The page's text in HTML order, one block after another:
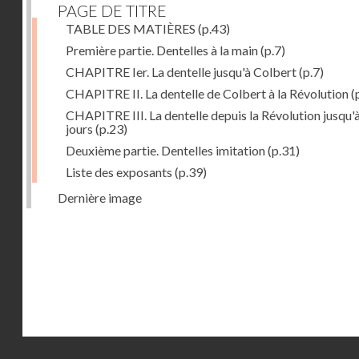
PAGE DE TITRE
TABLE DES MATIÈRES (p.43)
Première partie. Dentelles à la main(p.7)
CHAPITRE Ier. La dentelle jusqu'à Colbert(p.7)
CHAPITRE II. La dentelle de Colbert à la Révolution
CHAPITRE III. La dentelle depuis la Révolution
jours (p.23)
Deuxième partie. Dentelles imitation(p.31)
Liste des exposants (p.39)
Dernière image